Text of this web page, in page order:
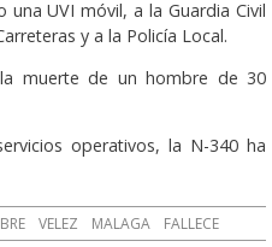
UVI móvil, a la Guardia Civil
y a la Policía Local.
muerte de un hombre de 30
operativos, la N-340 ha
VELEZ MALAGA FALLECE